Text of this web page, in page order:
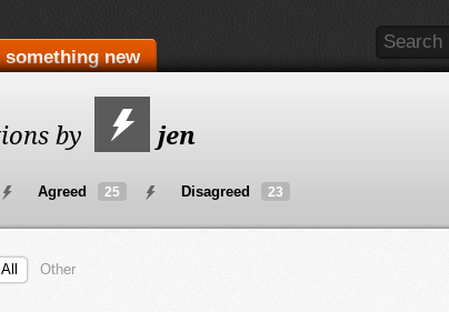
new
by jen
Agreed 25 Disagreed 23
All Other